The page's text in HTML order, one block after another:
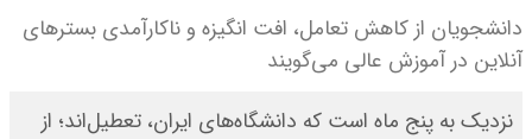
دانشجویان از کاهش تعامل، افت انگیزه و ناکارآمدی بسترهای
آنلاین در آموزش عالی می‌گویند
نزدیک به پنج ماه است که دانشگاه‌های ایران، تعطیل‌اند؛ از